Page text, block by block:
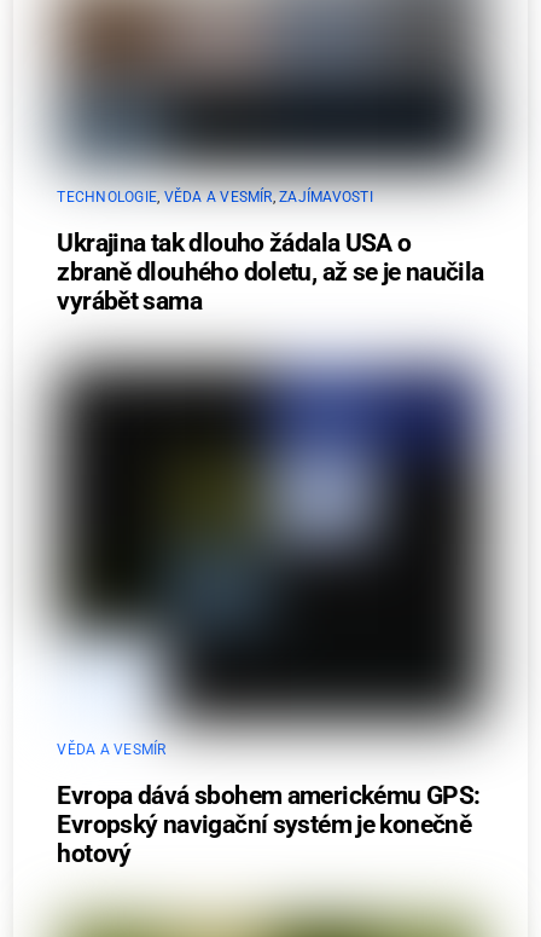
TECHNOLOGIE, VĚDA A VESMÍR,ZAJÍMAVOSTI
Ukrajina tak dlouho žádala USA o
zbraně dlouhého doletu, až se je naučila
vyrábět sama
VĚDA A VESMÍR
Evropa dává sbohem americkému GPS:
Evropský navigační systém je konečně
hotový